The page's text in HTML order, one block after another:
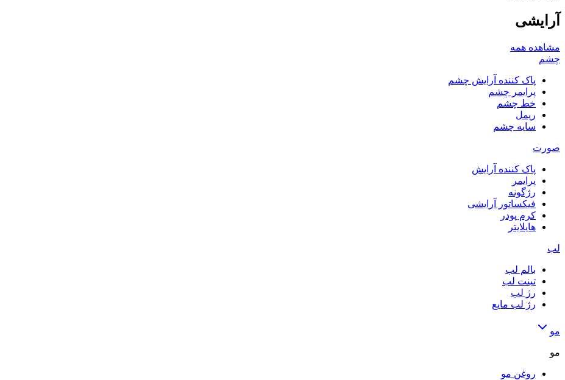
آرایشی
مشاهده همه
چشم
پاک کننده آرایش چشم
پرایمر چشم
خط چشم
ریمل
سایه چشم
صورت
پاک کننده آرایش
پرایمر
رژگونه
فیکساتور آرایشی
کرم پودر
هایلایتر
لب
بالم لب
تینت لب
رژ لب
رژ لب مایع
مو
مو
روغن مو